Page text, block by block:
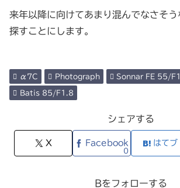
来年以降に向けてあまり混んでなさそ
探すことにします。
α7C Photograph Sonnar FE 55/
Batis 85/F1.8
シェアする
X Facebook
0
はてブ
Bをフォローする